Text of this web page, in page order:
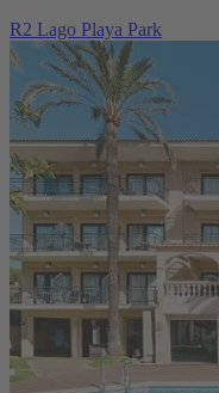
R2 Lago Playa Park